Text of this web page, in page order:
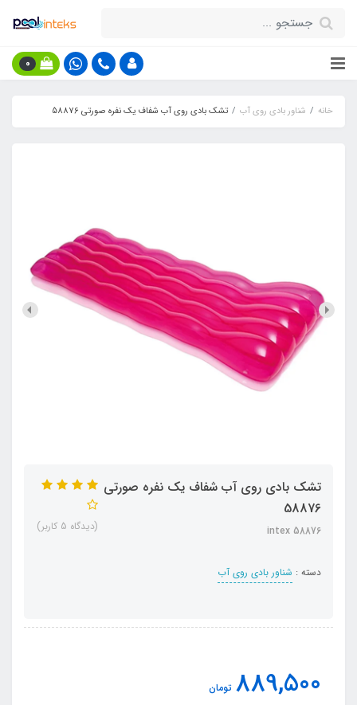
0
خانه شناور بادی روی آب تشک بادی روی آب شفاف یک نفره صورتی 58876
تشک بادی روی آب شفاف یک نفره صورتی
58876
intex 58876
دسته : شناور بادی روی آب
(دیدگاه 5 کاربر)
889,500 تومان